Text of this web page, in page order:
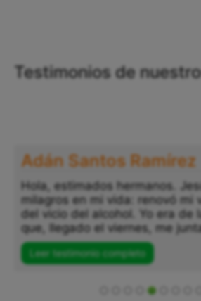
Testimonios de
Adán Santos Ramírez
Hola, estimados hermanos.
milagros en mi vida: renovó mi
del vicio del alcohol. Yo era de
que, llegado el viernes, me
Leer testimonio completo